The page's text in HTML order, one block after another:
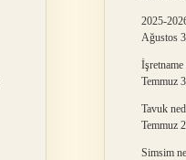
2025-
Ağustos
İşretname
Temmuz
Tavuk
Temmuz
Simsim